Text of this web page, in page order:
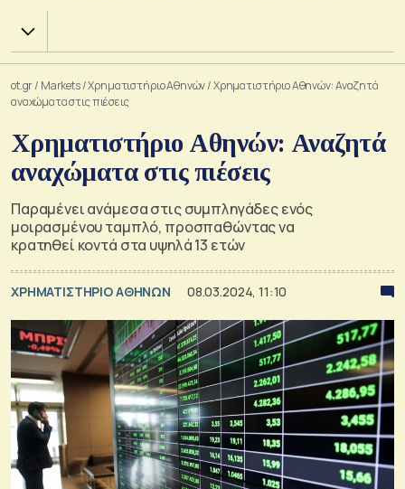
Χ.Α.
ot.gr/ Markets/Xρηματιστήριο Αθηνών/Χρηματιστήριο Αθηνών: Αναζητά
αναχώματα στις πιέσεις
Χρηματιστήριο Αθηνών: Αναζητά
αναχώματα στις πιέσεις
Παραμένει ανάμεσα στις συμπληγάδες ενός
μοιρασμένου ταμπλό, προσπαθώντας να
κρατηθεί κοντά στα υψηλά 13 ετών
XΡΗΜΑΤΙΣΤΗΡΙΟ ΑΘΗΝΩΝ 08.03.2024, 11:10